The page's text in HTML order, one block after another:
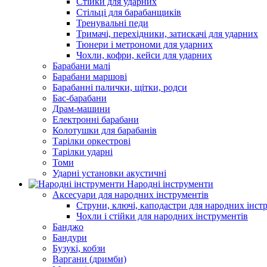
Стільці для барабанщиків
Тренувальні педи
Тримачі, перехідники, затискачі для ударних
Тюнери і метрономи для ударних
Чохли, кофри, кейси для ударних
Барабани малі
Барабани маршові
Барабанні палички, щітки, родси
Бас-барабани
Драм-машини
Електронні барабани
Колотушки для барабанів
Тарілки оркестрові
Тарілки ударні
Томи
Ударні установки акустичні
Народні інструменти
Аксесуари для народних інструментів
Струни, ключі, каподастри для народних
Чохли і стійки для народних інструментів
Банджо
Бандури
Бузукі, кобзи
Варгани (дримби)